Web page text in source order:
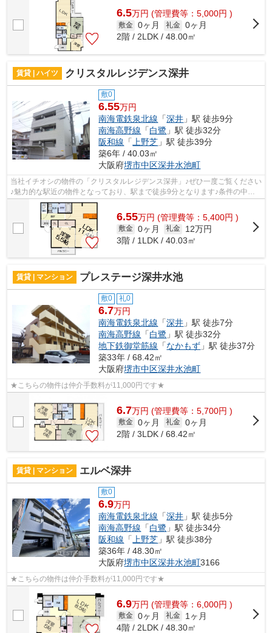
6.5万円 (管理費等：5,000円 )
敷金 0ヶ月 礼金 0ヶ月
2階 / 2LDK / 48.00㎡
賃貸 | ハイツ クリスタルレジデンス深井
敷0
6.55万円
南海電鉄泉北線 「深井 」駅 徒歩9分
南海高野線 「白鷺 」駅 徒歩32分
阪和線 「上野芝 」駅 徒歩39分
築6年 / 40.03㎡
大阪府堺市中区深井水池町
当社イチオシの物件の「クリスタルレジデンス深井」♪ぜひ一度ご覧ください
♪魅力的な駅近の物件となっており、駅まで徒歩9分となります♪条件の中か
らご希望の物件が見つからない場合は...
6.55万円 (管理費等：5,400円 )
敷金 0ヶ月 礼金
12万円
3階 / 1LDK / 40.03㎡
賃貸 | マンション プレステージ深井水池
敷0 礼0
6.7万円
南海電鉄泉北線 「深井 」駅 徒歩7分
南海高野線 「白鷺 」駅 徒歩32分
地下鉄御堂筋線 「なかもず 」駅 徒歩37分
築33年 / 68.42㎡
大阪府堺市中区深井水池町
★こちらの物件は仲介手数料が11,000円です★
6.7万円 (管理費等：5,700円 )
敷金 0ヶ月 礼金 0ヶ月
2階 / 3LDK / 68.42㎡
賃貸 | マンション エルベ深井
敷0
6.9万円
南海電鉄泉北線 「深井 」駅 徒歩5分
南海高野線 「白鷺 」駅 徒歩34分
阪和線 「 上野芝 」駅 徒歩38分
築36年 / 48.30㎡
大阪府堺市中区深井水池町3166
★こちらの物件は仲介手数料が11,000円です★
6.9万円 (管理費等：6,000円 )
敷金 0ヶ月 礼金
1ヶ月
4階 / 2LDK / 48.30㎡